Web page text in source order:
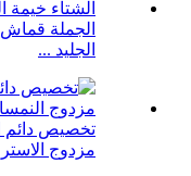
الجليد ...
تخصيص دائم
مزدوج